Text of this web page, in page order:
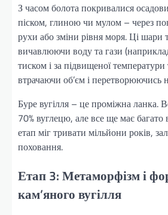
З часом болота покривалися
піском, глиною чи мулом – через
рухи або зміни рівня моря. Ці шари
вичавлюючи воду та гази
тиском і за підвищеної
втрачаючи об’єм і перетворюючись
Буре вугілля – це проміжна ланка.
70% вуглецю, але все ще має
етап міг тривати мільйони років,
поховання.
Етап 3: Метаморфізм і
кам’яного вугілля